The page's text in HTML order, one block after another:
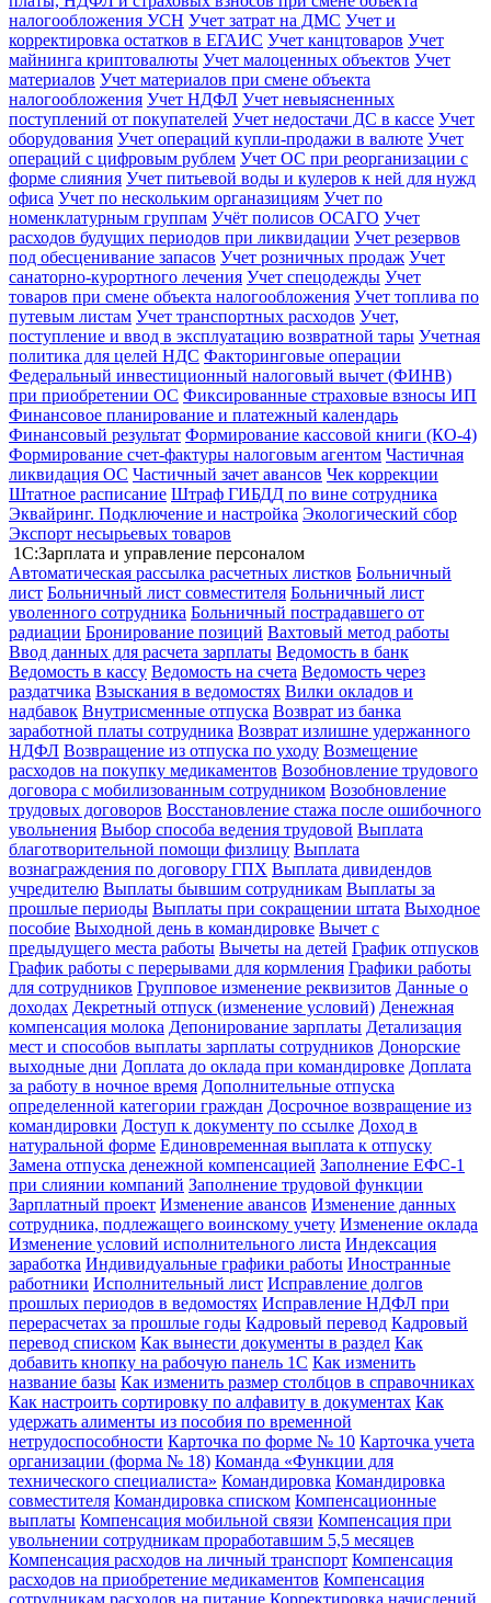
налогообложения УСН Учет затрат на ДМС Учет и
корректировка остатков в ЕГАИС Учет канцтоваров Учет
майнинга криптовалюты Учет малоценных объектов Учет
материалов Учет материалов при смене объекта
налогообложения Учет НДФЛ Учет невыясненных
поступлений от покупателей Учет недостачи ДС в кассе Учет
оборудования Учет операций купли-продажи в валюте Учет
операций с цифровым рублем Учет ОС при реорганизации с
форме слияния Учет питьевой воды и кулеров к ней для нужд
офиса Учет по нескольким органазициям Учет по
номенклатурным группам Учёт полисов ОСАГО Учет
расходов будущих периодов при ликвидации Учет резервов
под обесценивание запасов Учет розничных продаж Учет
санаторно-курортного лечения Учет спецодежды Учет
товаров при смене объекта налогообложения Учет топлива по
путевым листам Учет транспортных расходов Учет,
поступление и ввод в эксплуатацию возвратной тары Учетная
политика для целей НДС Факторинговые операции
Федеральный инвестиционный налоговый вычет (ФИНВ)
при приобретении ОС Фиксированные страховые взносы ИП
Финансовое планирование и платежный календарь
Финансовый результат Формирование кассовой книги (КО-4)
Формирование счет-фактуры налоговым агентом Частичная
ликвидация ОС Частичный зачет авансов Чек коррекции
Штатное расписание Штраф ГИБДД по вине сотрудника
Эквайринг. Подключение и настройка Экологический сбор
Экспорт несырьевых товаров
1С:Зарплата и управление персоналом
Автоматическая рассылка расчетных листков Больничный
лист Больничный лист совместителя Больничный лист
уволенного сотрудника Больничный пострадавшего от
радиации Бронирование позиций Вахтовый метод работы
Ввод данных для расчета зарплаты Ведомость в банк
Ведомость в кассу Ведомость на счета Ведомость через
раздатчика Взыскания в ведомостях Вилки окладов и
надбавок Внутрисменные отпуска Возврат из банка
заработной платы сотрудника Возврат излишне удержанного
НДФЛ Возвращение из отпуска по уходу Возмещение
расходов на покупку медикаментов Возобновление трудового
договора с мобилизованным сотрудником Возобновление
трудовых договоров Восстановление стажа после ошибочного
увольнения Выбор способа ведения трудовой Выплата
благотворительной помощи физлицу Выплата
вознаграждения по договору ГПХ Выплата дивидендов
учредителю Выплаты бывшим сотрудникам Выплаты за
прошлые периоды Выплаты при сокращении штата Выходное
пособие Выходной день в командировке Вычет с
предыдущего места работы Вычеты на детей График отпусков
График работы с перерывами для кормления Графики работы
для сотрудников Групповое изменение реквизитов Данные о
доходах Декретный отпуск (изменение условий) Денежная
компенсация молока Депонирование зарплаты Детализация
мест и способов выплаты зарплаты сотрудников Донорские
выходные дни Доплата до оклада при командировке Доплата
за работу в ночное время Дополнительные отпуска
определенной категории граждан Досрочное возвращение из
командировки Доступ к документу по ссылке Доход в
натуральной форме Единовременная выплата к отпуску
Замена отпуска денежной компенсацией Заполнение ЕФС-1
при слиянии компаний Заполнение трудовой функции
Зарплатный проект Изменение авансов Изменение данных
сотрудника, подлежащего воинскому учету Изменение оклада
Изменение условий исполнительного листа Индексация
заработка Индивидуальные графики работы Иностранные
работники Исполнительный лист Исправление долгов
прошлых периодов в ведомостях Исправление НДФЛ при
перерасчетах за прошлые годы Кадровый перевод Кадровый
перевод списком Как вынести документы в раздел Как
добавить кнопку на рабочую панель 1С Как изменить
название базы Как изменить размер столбцов в справочниках
Как настроить сортировку по алфавиту в документах Как
удержать алименты из пособия по временной
нетрудоспособности Карточка по форме № 10 Карточка учета
организации (форма № 18) Команда «Функции для
технического специалиста» Командировка Командировка
совместителя Командировка списком Компенсационные
выплаты Компенсация мобильной связи Компенсация при
увольнении сотрудникам проработавшим 5,5 месяцев
Компенсация расходов на личный транспорт Компенсация
расходов на приобретение медикаментов Компенсация
сотрудникам расходов на питание Корректировка начислений